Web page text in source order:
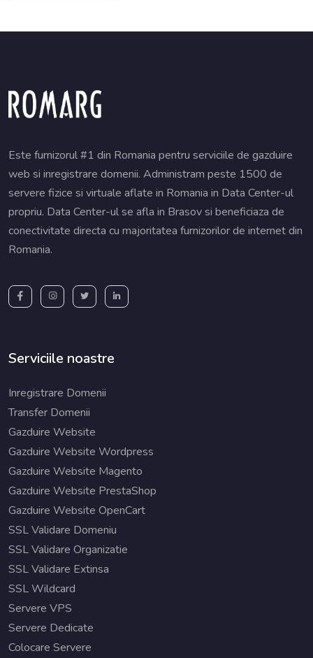
Este furnizorul #1 din Romania pentru serviciile de gazduire
web si inregistrare domenii. Administram peste 1500 de
servere fizice si virtuale aflate in Romania in Data Center-ul
propriu. Data Center-ul se afla in Brasov si beneficiaza de
conectivitate directa cu majoritatea furnizorilor de internet din
Romania.
Serviciile noastre
Inregistrare Domenii
Transfer Domenii
Gazduire Website
Gazduire Website Wordpress
Gazduire Website Magento
Gazduire Website PrestaShop
Gazduire Website OpenCart
SSL Validare Domeniu
SSL Validare Organizatie
SSL Validare Extinsa
SSL Wildcard
Servere VPS
Servere Dedicate
Colocare Servere